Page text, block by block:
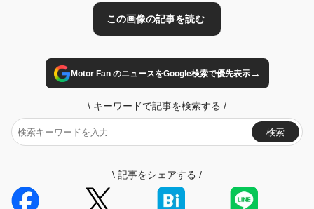
Motor Fan のニュースをGoogle検索で優先表示→
\ キーワードで記事を検索する /
検索
\ 記事をシェアする /